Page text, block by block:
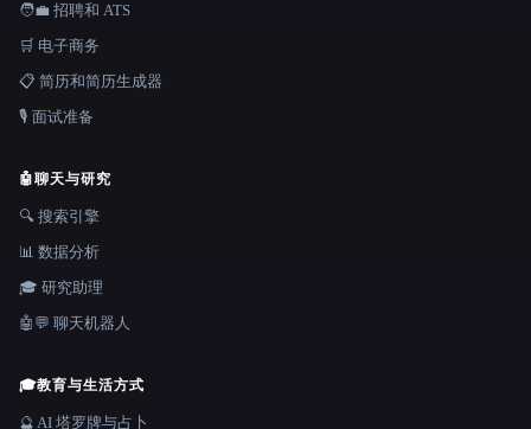
🧑‍💼 招聘和 ATS
🛒 电子商务
📋 简历和简历生成器
🎙️ 面试准备
🤖聊天与研究
🔍 搜索引擎
📊 数据分析
🎓 研究助理
🤖💬 聊天机器人
🎓教育与生活方式
🔮 AI 塔罗牌与占卜